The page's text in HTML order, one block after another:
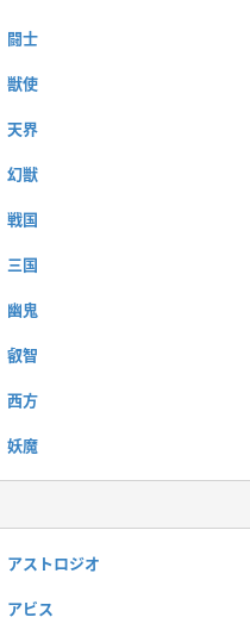
闘士
獣使
天界
幻獣
戦国
三国
幽鬼
叡智
西方
妖魔
アストロジオ
アビス